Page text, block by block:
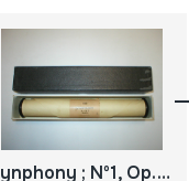
Synphony ; Nº1, Op.21; Menuetto; Beethoven